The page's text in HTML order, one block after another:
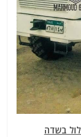
על המסלול בשדה